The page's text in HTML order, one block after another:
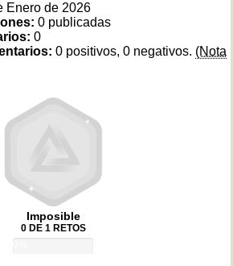
Enero de 2026
0 publicadas
0
0 positivos, 0 negativos. (Nota
Imposible
0 DE 1 RETOS